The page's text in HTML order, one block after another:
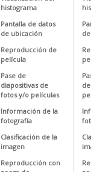
histograma
Pantalla de datos
de ubicación
Reproducción de
película
Pase de
diapositivas de
fotos y/o películas
Información de la
fotografía
Clasificación de la
imagen
Reproducción con